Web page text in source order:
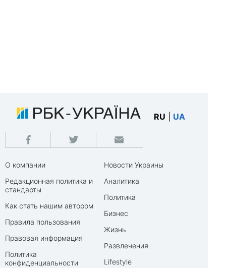
RU UA
О компании
Редакционная политика и
стандарты
Как стать нашим автором
Правила пользования
Правовая информация
Политика
конфиденциальности
Новости Украины
Аналитика
Политика
Бизнес
Жизнь
Развлечения
Lifestyle